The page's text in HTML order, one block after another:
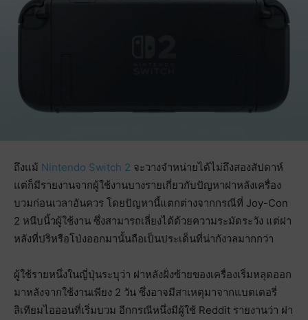
ถึงแม้ Nintendo Switch 2 จะวางจำหน่ายได้ไม่ถึงสองสัปดาห์
แต่ก็มีรายงานจากผู้ใช้งานบางรายเกี่ยวกับปัญหาฝาหลังเครื่อง
บวมก่อนเวลาอันควร โดยปัญหานี้แตกต่างจากกรณีที่ Joy-Con
2 หนีบนิ้วผู้ใช้งาน ซึ่งสามารถเลี่ยงได้ด้วยความระมัดระวัง แต่ฝา
หลังที่ปริหรือโป่งออกมานั้นถือเป็นประเด็นที่น่ากังวลมากกว่า
ผู้ใช้รายหนึ่งในญี่ปุ่นระบุว่า ฝาหลังฝั่งซ้ายของเครื่องเริ่มหลุดออก
มาหลังจากใช้งานเพียง 2 วัน ซึ่งอาจมีสาเหตุมาจากแบตเตอรี่
ลิเทียมไอออนที่เริ่มบวม อีกกรณีหนึ่งมีผู้ใช้ Reddit รายงานว่า ฝา